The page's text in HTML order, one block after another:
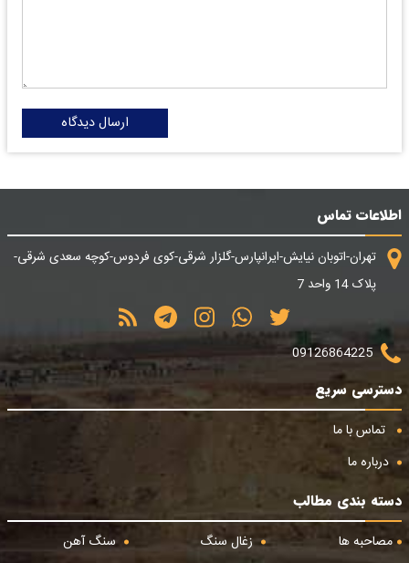
ارسال دیدگاه
اطلاعات تماس
تهران-اتوبان نیایش-ایرانپارس-گلزار شرقی-کوی فردوس-کوچه سعدی شرقی-
پلاک 14 واحد 7
09126864225
دسترسی سریع
تماس با ما
درباره ما
دسته بندی مطالب
مصاحبه ها
زغال سنگ سنگ آهن